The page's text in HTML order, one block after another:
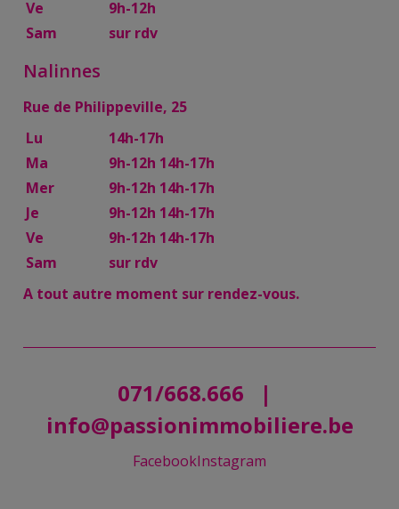
Ve
9h-12h
Sam
sur rdv
Nalinnes
Rue de Philippeville, 25
Lu
14h-17h
Ma
9h-12h 14h-17h
Mer
9h-12h 14h-17h
Je
9h-12h 14h-17h
Ve
9h-12h 14h-17h
Sam
sur rdv
A tout autre moment sur rendez-vous.
071/668.666
|
info@passionimmobiliere.be
FacebookInstagram